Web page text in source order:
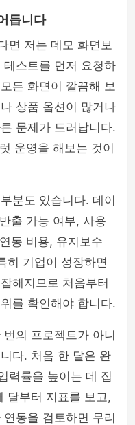
듭니다
면 저는 데모 화면보
스트를 먼저 요청하
든 화면이 깔끔해 보
상품 옵션이 많거나
문제가 드러납니다.
운영을 해보는 것이
분도 있습니다. 데이
출 가능 여부, 사용
동 비용, 유지보수
히 기업이 성장하면
해지므로 처음부터
를 확인해야 합니다.
의 프로젝트가 아니
다. 처음 한 달은 완
력률을 높이는 데 집
달부터 지표를 보고,
동을 검토하면 무리